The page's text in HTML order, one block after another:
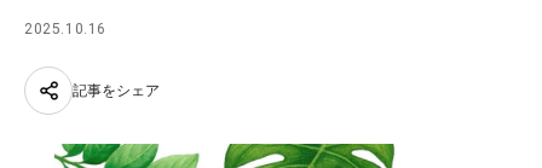
2025.10.16
記事をシェア